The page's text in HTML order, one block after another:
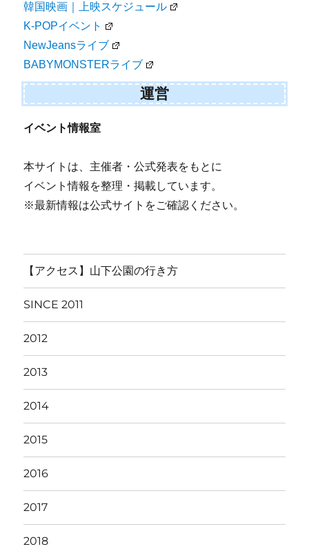
韓国映画｜上映スケジュール
K-POPイベント
NewJeansライブ
BABYMONSTERライブ
運営
イベント情報室
本サイトは、主催者・公式発表をもとに
イベント情報を整理・掲載しています。
※最新情報は公式サイトをご確認ください。
【アクセス】山下公園の行き方
SINCE 2011
2012
2013
2014
2015
2016
2017
2018